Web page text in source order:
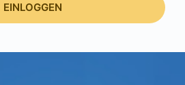
EINLOGGEN